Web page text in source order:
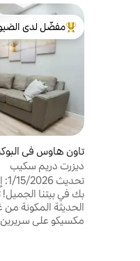
من أبرز البيوت
مفضّل لدى
تاون هاوس في
ديزرت دريم سكيب
الحديثة المكونة
مكسيكو على سريرين